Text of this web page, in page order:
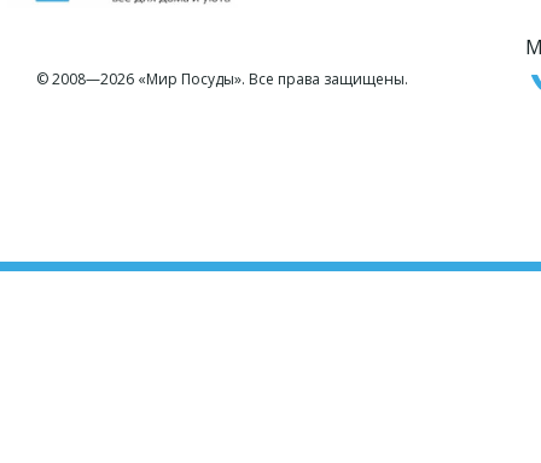
© 2008—2026 «Мир Посуды». Все права защищены.